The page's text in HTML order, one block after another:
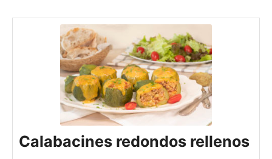
Calabacines redondos rellenos